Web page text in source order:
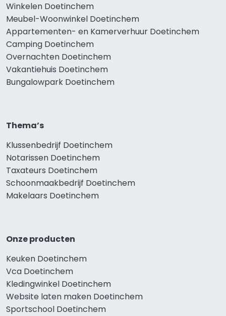
Winkelen Doetinchem
Meubel-Woonwinkel Doetinchem
Appartementen- en Kamerverhuur Doetinchem
Camping Doetinchem
Overnachten Doetinchem
Vakantiehuis Doetinchem
Bungalowpark Doetinchem
Thema’s
Klussenbedrijf Doetinchem
Notarissen Doetinchem
Taxateurs Doetinchem
Schoonmaakbedrijf Doetinchem
Makelaars Doetinchem
Onze producten
Keuken Doetinchem
Vca Doetinchem
Kledingwinkel Doetinchem
Website laten maken Doetinchem
Sportschool Doetinchem